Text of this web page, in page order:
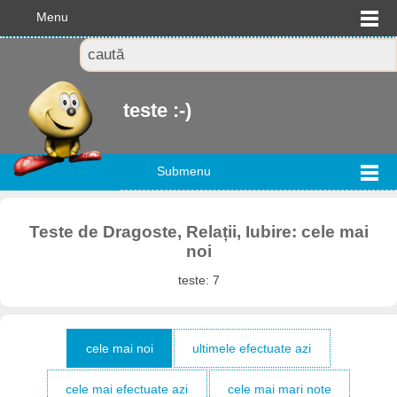
Menu
teste :-)
Submenu
Teste de Dragoste, Relații, Iubire: cele mai
noi
teste: 7
cele mai noi ultimele efectuate azi
cele mai efectuate azi cele mai mari note